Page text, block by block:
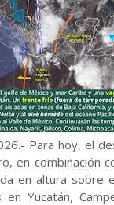
Para hoy, el
en combinación
en altura
Yucatán,